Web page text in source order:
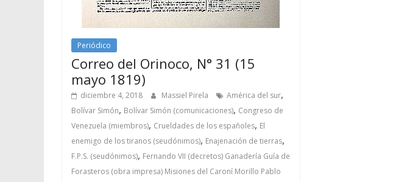
Periódico
Correo del Orinoco, N° 31 (15
mayo 1819)
diciembre 4, 2018 Massiel Pirela América del sur,
Bolívar Simón, Bolívar Simón (comunicaciones), Congreso de
Venezuela (miembros), Crueldades de los españoles, El
enemigo de los tiranos (seudónimos), Enajenación de tierras,
F.P.S. (seudónimos), Fernando VII (decretos) Ganadería Guía de
Forasteros (obra impresa) Misiones del Caroní Morillo Pablo